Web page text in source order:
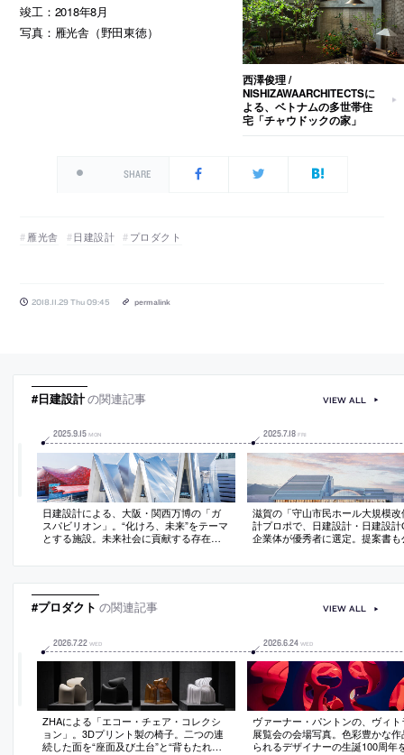
竣工：2018年8月
写真：雁光舎（野田東徳）
西澤俊理 /
NISHIZAWAARCHITECTSに
よる、ベトナムの多世帯住
宅「チャウドックの家」
SHARE
雁光舎 日建設計 プロダクト
2018.11.29 Thu 09:45 permalink
#日建設計の関連記事
2025.9.15 MON
日建設計による、大阪・関西万博の「ガ
スパビリオン」。“化けろ、未来”をテーマ
とする施設。未来社会に貢献する存在を
験”的導入を実施。放射冷却性能をもつ膜
る建築を考案
2025.7.18 FRI
滋賀の「守山市民ホール大規模改
計プロポで、日建設計・日建設計
企業体が優秀者に選定。提案書も
小堀哲夫、仙田満 / 環境デザイン
VIEW ALL
#プロダクト の関連記事
2026.7.22 WED
ZHAによる「エコー・チェア・コレクシ
ョン」。3Dプリント製の椅子。二つの連
続した面を“座面及び土台”と“背もたれ及
2026.6.24 WED
ヴァーナー・パントンの、ヴィト
展覧会の会場写真。色彩豊かな作
られるデザイナーの生誕100周年
VIEW ALL